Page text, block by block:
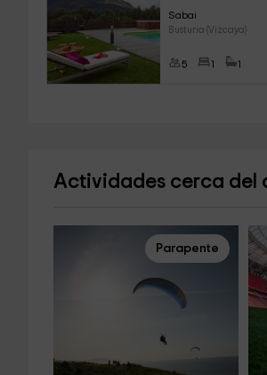
Sabai
Busturia (Vizcaya)
5 1 1
Actividades cerca del
Parapente